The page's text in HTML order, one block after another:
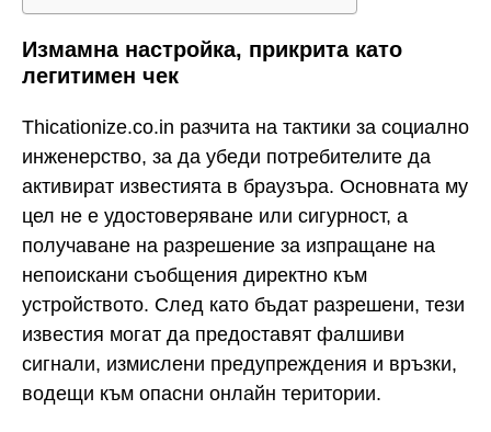
Измамна настройка, прикрита като
легитимен чек
Thicationize.co.in разчита на тактики за социално
инженерство, за да убеди потребителите да
активират известията в браузъра. Основната му
цел не е удостоверяване или сигурност, а
получаване на разрешение за изпращане на
непоискани съобщения директно към
устройството. След като бъдат разрешени, тези
известия могат да предоставят фалшиви
сигнали, измислени предупреждения и връзки,
водещи към опасни онлайн територии.